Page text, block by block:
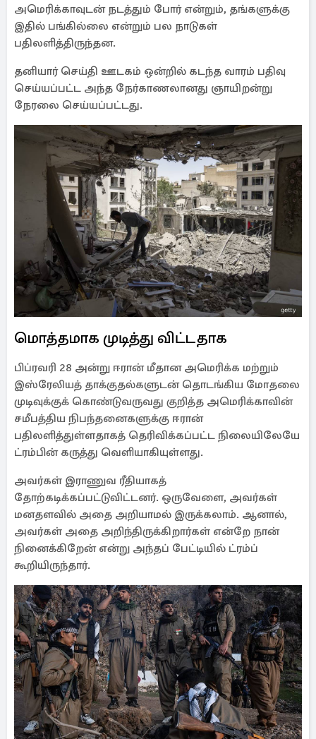
அமெரிக்காவுடன் நடத்தும் போர் என்றும், தங்களுக்கு
இதில் பங்கில்லை என்றும் பல நாடுகள்
பதிலளித்திருந்தன.
தனியார் செய்தி ஊடகம் ஒன்றில் கடந்த வாரம் பதிவு
செய்யப்பட்ட அந்த நேர்காணலானது ஞாயிறன்று
நேரலை செய்யப்பட்டது.
மொத்தமாக முடித்து விட்டதாக
பிப்ரவரி 28 அன்று ஈரான் மீதான அமெரிக்க மற்றும்
இஸ்ரேலியத் தாக்குதல்களுடன் தொடங்கிய மோதலை
முடிவுக்குக் கொண்டுவருவது குறித்த அமெரிக்காவின்
சமீபத்திய நிபந்தனைகளுக்கு ஈரான்
பதிலளித்துள்ளதாகத் தெரிவிக்கப்பட்ட நிலையிலேயே
ட்ரம்பின் கருத்து வெளியாகியுள்ளது.
அவர்கள் இராணுவ ரீதியாகத்
தோற்கடிக்கப்பட்டுவிட்டனர். ஒருவேளை, அவர்கள்
மனதளவில் அதை அறியாமல் இருக்கலாம். ஆனால்,
அவர்கள் அதை அறிந்திருக்கிறார்கள் என்றே நான்
நினைக்கிறேன் என்று அந்தப் பேட்டியில் ட்ரம்ப்
கூறியிருந்தார்.